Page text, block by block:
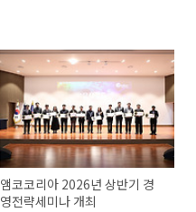
앰코코리아 2026년 상반기 경
영전략세미나 개최